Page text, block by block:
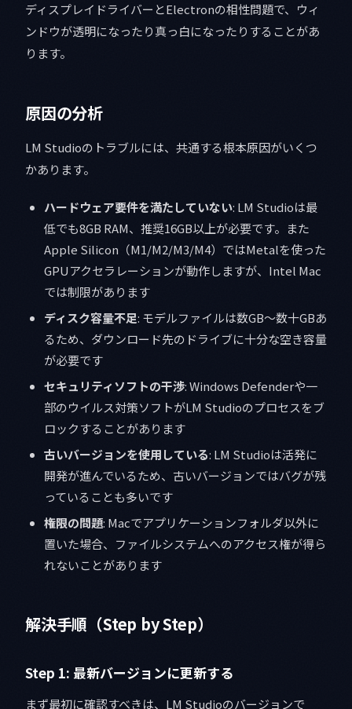
ディスプレイドライバーとElectronの相性問題で、ウィ
ンドウが透明になったり真っ白になったりすることがあ
ります。
原因の分析
LM Studioのトラブルには、共通する根本原因がいくつ
かあります。
ハードウェア要件を満たしていない: LM Studioは最
低でも8GB RAM、推奨16GB以上が必要です。また
Apple Silicon（M1/M2/M3/M4）ではMetalを使った
GPUアクセラレーションが動作しますが、Intel Mac
では制限があります
ディスク容量不足: モデルファイルは数GB〜数十GBあ
るため、ダウンロード先のドライブに十分な空き容量
が必要です
セキュリティソフトの干渉: Windows Defenderや一
部のウイルス対策ソフトがLM Studioのプロセスをブ
ロックすることがあります
古いバージョンを使用している: LM Studioは活発に
開発が進んでいるため、古いバージョンではバグが残
っていることも多いです
権限の問題: Macでアプリケーションフォルダ以外に
置いた場合、ファイルシステムへのアクセス権が得ら
れないことがあります
解決手順（Step by Step）
Step 1: 最新バージョンに更新する
まず最初に確認すべきは、LM Studioのバージョンで